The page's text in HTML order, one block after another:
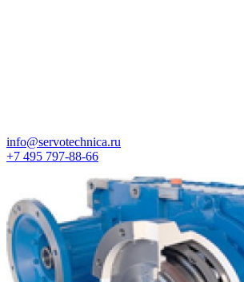
info@servotechnica.ru
+7 495 797-88-66